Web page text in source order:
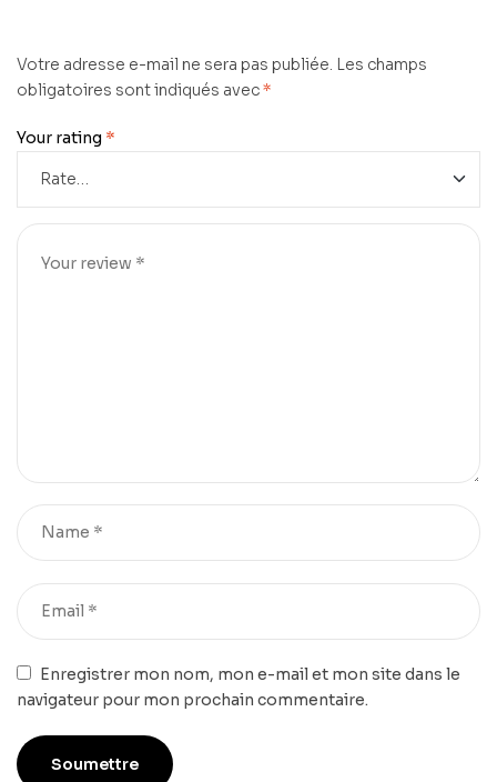
Votre adresse e-mail ne sera pas publiée. Les champs
obligatoires sont indiqués avec*
Your rating *
Enregistrer mon nom, mon e-mail et mon site dans le
navigateur pour mon prochain commentaire.